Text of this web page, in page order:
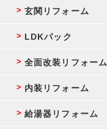
玄関リフォーム
LDKパック
全面改装リフォーム
内装リフォーム
給湯器リフォーム